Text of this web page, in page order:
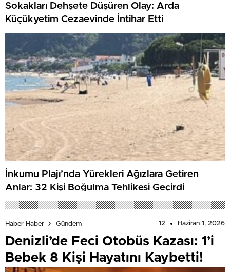
Sokakları Dehşete Düşüren Olay: Arda
Küçükyetim Cezaevinde İntihar Etti
İnkumu Plajı’nda Yürekleri Ağızlara Getiren
Anlar: 32 Kişi Boğulma Tehlikesi Geçirdi
Haber Haber Gündem 12 Haziran 1, 2026
Denizli’de Feci Otobüs Kazası: 1’i
Bebek 8 Kişi Hayatını Kaybetti!